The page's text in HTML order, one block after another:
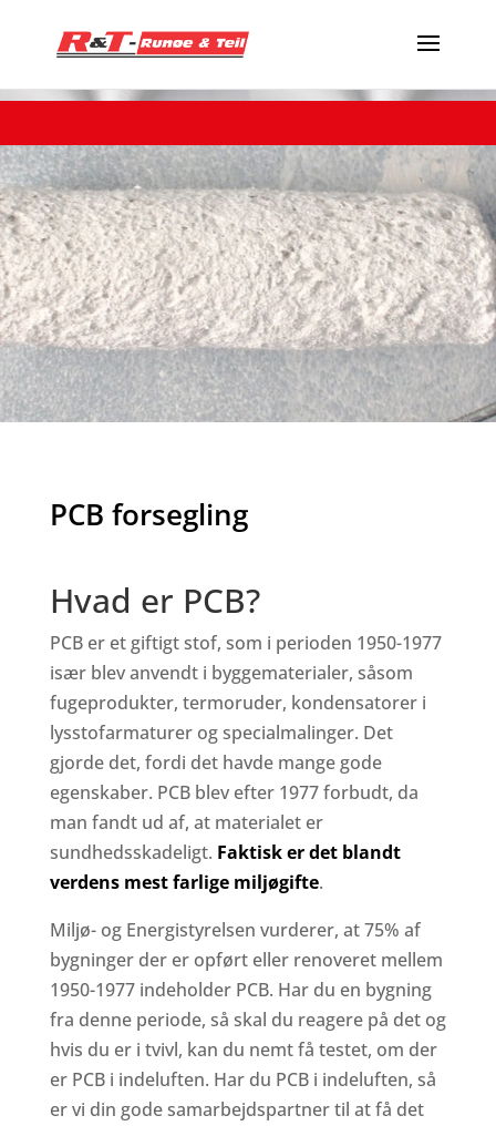
PCB forsegling
Hvad er PCB?
PCB er et giftigt stof, som i perioden 1950-1977
især blev anvendt i byggematerialer, såsom
fugeprodukter, termoruder, kondensatorer i
lysstofarmaturer og specialmalinger. Det
gjorde det, fordi det havde mange gode
egenskaber. PCB blev efter 1977 forbudt, da
man fandt ud af, at materialet er
sundhedsskadeligt. Faktisk er det blandt
verdens mest farlige miljøgifte.
Miljø- og Energistyrelsen vurderer, at 75% af
bygninger der er opført eller renoveret mellem
1950-1977 indeholder PCB. Har du en bygning
fra denne periode, så skal du reagere på det og
hvis du er i tvivl, kan du nemt få testet, om der
er PCB i indeluften. Har du PCB i indeluften, så
er vi din gode samarbejdspartner til at få det